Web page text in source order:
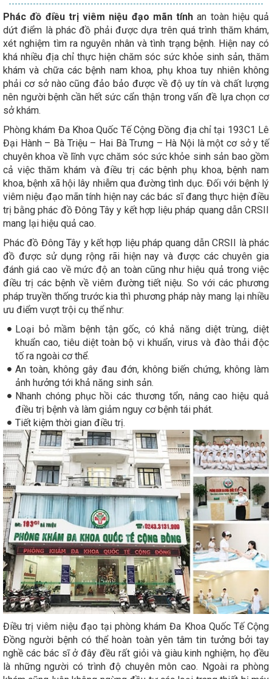
Phác đồ điều trị viêm niệu đạo mãn tínhan toàn hiệu quả
dứt điểm là phác đồ phải được dựa trên quá trình thăm khám,
xét nghiệm tìm ra nguyên nhân và tình trạng bệnh. Hiện nay có
khá nhiều địa chỉ thực hiện chăm sóc sức khỏe sinh sản, thăm
khám và chữa các bệnh nam khoa, phụ khoa tuy nhiên không
phải cơ sở nào cũng đảo bảo được về độ uy tín và chất lượng
nên người bệnh cần hết sức cẩn thận trong vấn đề lựa chọn cơ
sở khám.
Phòng khám Đa Khoa Quốc Tế Cộng Đồng địa chỉ tại 193C1 Lê
Đại Hành – Bà Triệu – Hai Bà Trưng – Hà Nội là một cơ sở y tế
chuyên khoa về lĩnh vực chăm sóc sức khỏe sinh sản bao gồm
cả việc thăm khám và điều trị các bệnh phụ khoa, bệnh nam
khoa, bệnh xã hội lây nhiễm qua đường tình dục. Đối với bệnh lý
viêm niệu đạo mãn tính hiện nay các bác sĩ đang thực hiện điều
trị bằng phác đồ Đông Tây y kết hợp liệu pháp quang dẫn CRSII
mang lại hiệu quả cao.
Phác đồ Đông Tây y kết hợp liệu pháp quang dẫn CRSII là phác
đồ được sử dụng rộng rãi hiện nay và được các chuyên gia
đánh giá cao về mức độ an toàn cũng như hiệu quả trong việc
điều trị các bệnh về viêm đường tiết niệu. So với các phương
pháp truyền thống trước kia thì phương pháp này mang lại nhiều
ưu điểm vượt trội cụ thể như:
Loại bỏ mầm bệnh tận gốc, có khả năng diệt trùng, diệt
khuẩn cao, tiêu diệt toàn bộ vi khuẩn, virus và đào thải độc
tố ra ngoài cơ thể.
An toàn, không gây đau đớn, không biến chứng, không làm
ảnh hưởng tới khả năng sinh sản.
Nhanh chóng phục hồi các thương tổn, nâng cao hiệu quả
điều trị bệnh và làm giảm nguy cơ bệnh tái phát.
Tiết kiệm thời gian điều trị.
Điều trị viêm niệu đạo tại phòng khám Đa Khoa Quốc Tế Cộng
Đồng người bệnh có thể hoàn toàn yên tâm tin tưởng bởi tay
nghề các bác sĩ ở đây đều rất giỏi và giàu kinh nghiệm, họ đều
là những người có trình độ chuyên môn cao. Ngoài ra phòng